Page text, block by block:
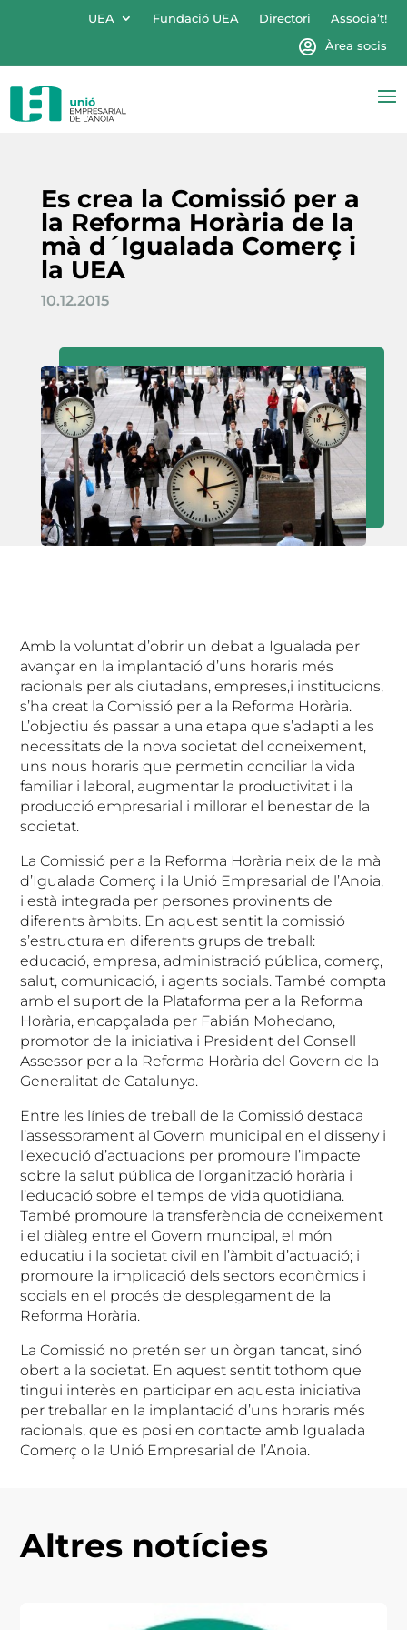
UEA Fundació UEA Directori
Associa’t!
Àrea socis
Es crea la Comissió per a
la Reforma Horària de la
mà d´Igualada Comerç i
la UEA
10.12.2015
Amb la voluntat d’obrir un debat a Igualada per
avançar en la implantació d’uns horaris més
racionals per als ciutadans, empreses,i institucions,
s’ha creat la Comissió per a la Reforma Horària.
L’objectiu és passar a una etapa que s’adapti a les
necessitats de la nova societat del coneixement,
uns nous horaris que permetin conciliar la vida
familiar i laboral, augmentar la productivitat i la
producció empresarial i millorar el benestar de la
societat.
La Comissió per a la Reforma Horària neix de la mà
d’Igualada Comerç i la Unió Empresarial de l’Anoia,
i està integrada per persones provinents de
diferents àmbits. En aquest sentit la comissió
s’estructura en diferents grups de treball:
educació, empresa, administració pública, comerç,
salut, comunicació, i agents socials. També compta
amb el suport de la Plataforma per a la Reforma
Horària, encapçalada per Fabián Mohedano,
promotor de la iniciativa i President del Consell
Assessor per a la Reforma Horària del Govern de la
Generalitat de Catalunya.
Entre les línies de treball de la Comissió destaca
l’assessorament al Govern municipal en el disseny i
l’execució d’actuacions per promoure l’impacte
sobre la salut pública de l’organització horària i
l’educació sobre el temps de vida quotidiana.
També promoure la transferència de coneixement
i el diàleg entre el Govern muncipal, el món
educatiu i la societat civil en l’àmbit d’actuació; i
promoure la implicació dels sectors econòmics i
socials en el procés de desplegament de la
Reforma Horària.
La Comissió no pretén ser un òrgan tancat, sinó
obert a la societat. En aquest sentit tothom que
tingui interès en participar en aquesta iniciativa
per treballar en la implantació d’uns horaris més
racionals, que es posi en contacte amb Igualada
Comerç o la Unió Empresarial de l’Anoia.
Altres notícies